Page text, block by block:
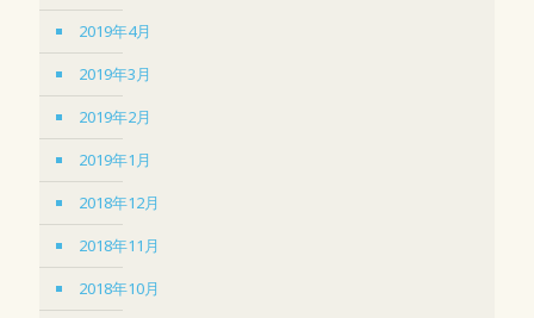
2019年4月
2019年3月
2019年2月
2019年1月
2018年12月
2018年11月
2018年10月